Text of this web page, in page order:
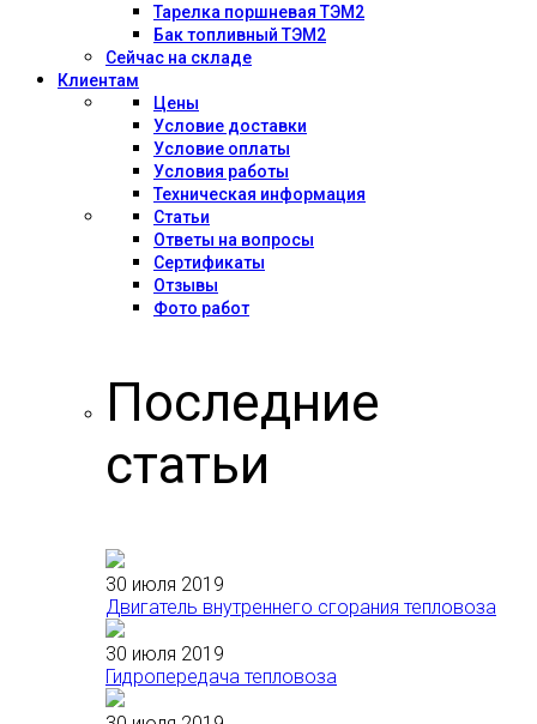
Тарелка поршневая ТЭМ2
Бак топливный ТЭМ2
Сейчас на складе
Клиентам
Цены
Условие доставки
Условие оплаты
Условия работы
Техническая информация
Статьи
Ответы на вопросы
Сертификаты
Отзывы
Фото работ
Последние
статьи
30 июля 2019
Двигатель внутреннего сгорания тепловоза
30 июля 2019
Гидропередача тепловоза